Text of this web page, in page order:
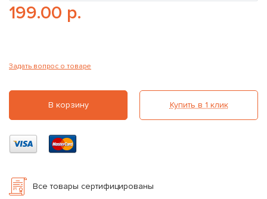
199.00 р.
Задать вопрос о товаре
В корзину Купить в 1 клик
Все товары сертифицированы